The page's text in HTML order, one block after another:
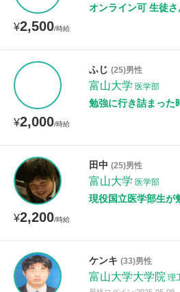
¥2,500/時給
オンライン可 生徒
¥2,000/時給
ふじ (25)男性
富山大学 医学部
勉強に行き詰まった
¥2,200/時給
田中 (25)男性
富山大学 医学部
現役国立医学部生が
ケンキ (33)男性
富山大学大学院 理
距離：15km以内
年齢：18-101歳
性別